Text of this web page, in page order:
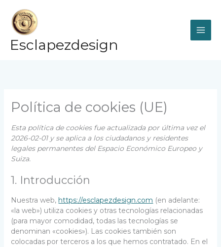
contenido
Esclapezdesign
Política de cookies (UE)
Esta política de cookies fue actualizada por última vez el
2026-02-01 y se aplica a los ciudadanos y residentes
legales permanentes del Espacio Económico Europeo y
Suiza.
1. Introducción
Nuestra web, https://esclapezdesign.com (en adelante:
«la web») utiliza cookies y otras tecnologías relacionadas
(para mayor comodidad, todas las tecnologías se
denominan «cookies»). Las cookies también son
colocadas por terceros a los que hemos contratado. En el